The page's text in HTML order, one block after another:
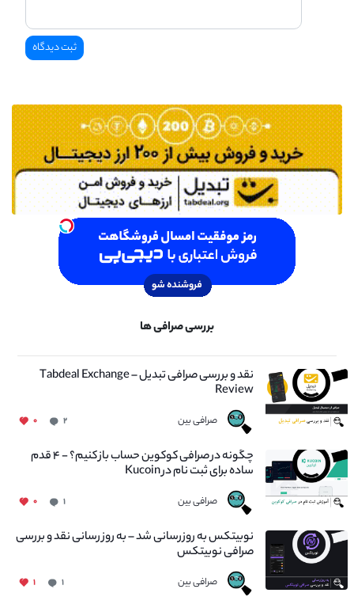
بررسی صرافی ها
نقد و بررسی صرافی تبدیل – Tabdeal Exchange
Review
صرافی بین ۲ ۰
چگونه در صرافی کوکوین حساب باز کنیم؟ - ۴ قدم
ساده برای ثبت نام در Kucoin
صرافی بین ۱ ۰
نوبیتکس به روزرسانی شد – به روز رسانی نقد و بررسی
صرافی نوبیتکس
صرافی بین ۱ ۱